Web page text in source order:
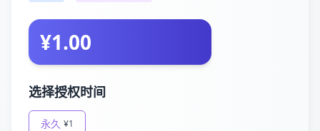
¥1.00
选择授权时间
永久 ¥1